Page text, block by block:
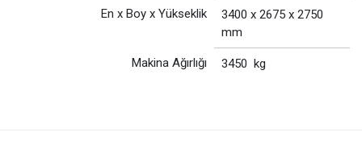
En x Boy x Yükseklik
3400 x 2675 x 2750
mm
Makina Ağırlığı 3450 kg